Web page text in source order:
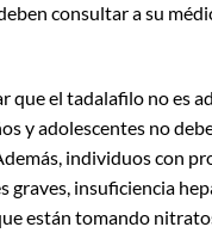
consultar a su
que el tadalafilo no es
y adolescentes no
individuos con
graves, insuficiencia
están tomando